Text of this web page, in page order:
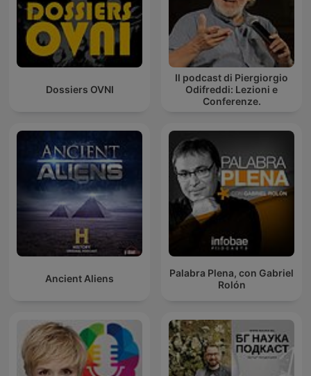
Dossiers OVNI
Il podcast di Piergiorgio
Odifreddi: Lezioni e
Conferenze.
Ancient Aliens
Palabra Plena, con Gabriel
Rolón